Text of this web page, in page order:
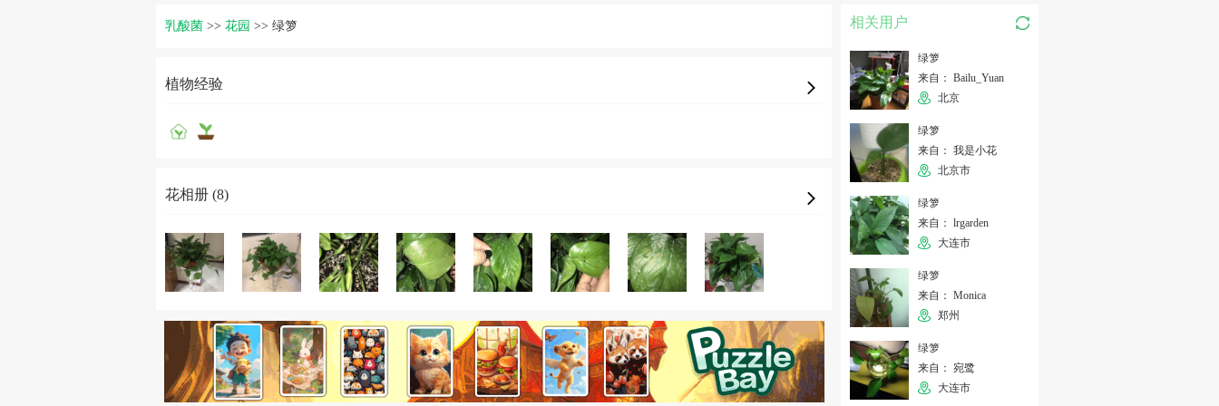
乳酸菌 >> 花园 >> 绿箩
植物经验
花相册 (8)
相关用户
绿箩
来自： Bailu_Yuan
北京
绿箩
来自： 我是小花
北京市
绿箩
来自： lrgarden
大连市
绿箩
来自： Monica
郑州
绿箩
来自： 宛鹭
大连市